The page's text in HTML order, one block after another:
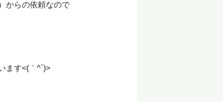
からの依頼なので
ます<(｀^´)>